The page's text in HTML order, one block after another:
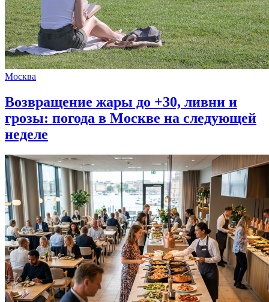
Москва
Возвращение жары до +30, ливни и
грозы: погода в Москве на следующей
неделе